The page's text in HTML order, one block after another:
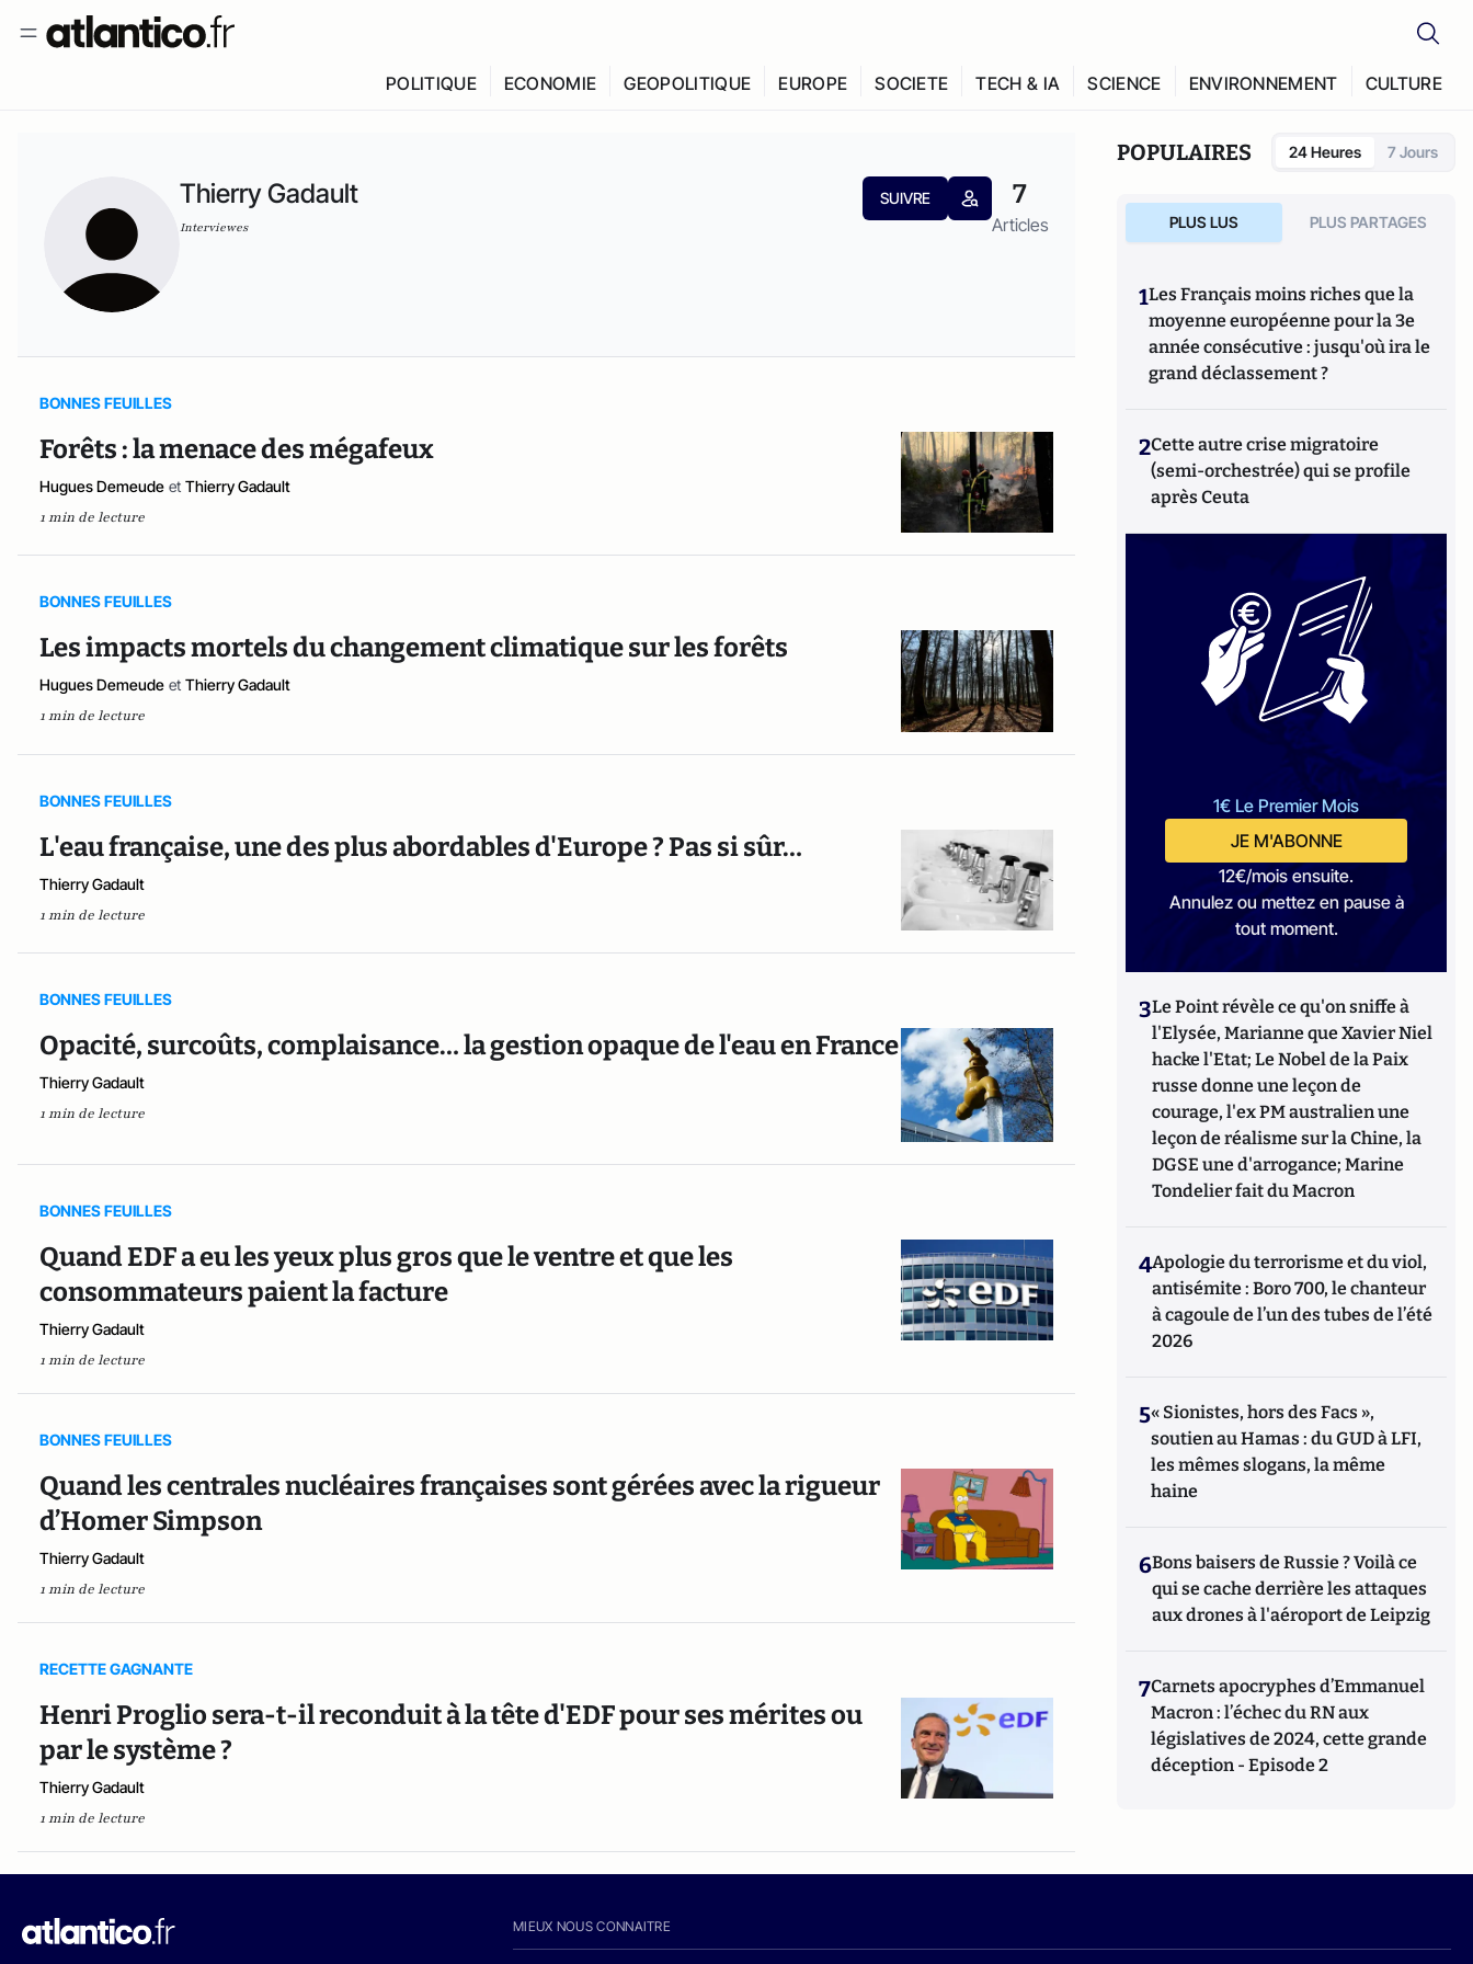
POLITIQUE ECONOMIE GEOPOLITIQUE EUROPE SOCIETE TECH & IA SCIENCE ENVIRONNEMENT CULTURE
Thierry Gadault
Interviewes
SUIVRE 7
Articles
BONNES FEUILLES
Forêts : la menace des mégafeux
Hugues Demeude et Thierry Gadault
1 min de lecture
BONNES FEUILLES
Les impacts mortels du changement climatique sur les forêts
Hugues Demeude et Thierry Gadault
1 min de lecture
BONNES FEUILLES
L'eau française, une des plus abordables d'Europe ? Pas si sûr…
Thierry Gadault
1 min de lecture
BONNES FEUILLES
Opacité, surcoûts, complaisance… la gestion opaque de l'eau en France
Thierry Gadault
1 min de lecture
BONNES FEUILLES
Quand EDF a eu les yeux plus gros que le ventre et que les
consommateurs paient la facture
Thierry Gadault
1 min de lecture
BONNES FEUILLES
Quand les centrales nucléaires françaises sont gérées avec la rigueur
d’Homer Simpson
Thierry Gadault
1 min de lecture
RECETTE GAGNANTE
Henri Proglio sera-t-il reconduit à la tête d'EDF pour ses mérites ou
par le système ?
Thierry Gadault
1 min de lecture
POPULAIRES 24 Heures 7 Jours
PLUS LUS PLUS PARTAGES
1Les Français moins riches que la
moyenne européenne pour la 3e
année consécutive : jusqu'où ira le
grand déclassement ?
2Cette autre crise migratoire
(semi-orchestrée) qui se profile
après Ceuta
1€ Le Premier Mois
JE M'ABONNE
12€/mois ensuite.
Annulez ou mettez en pause à
tout moment.
3Le Point révèle ce qu'on sniffe à
l'Elysée, Marianne que Xavier Niel
hacke l'Etat; Le Nobel de la Paix
russe donne une leçon de
courage, l'ex PM australien une
leçon de réalisme sur la Chine, la
DGSE une d'arrogance; Marine
Tondelier fait du Macron
4Apologie du terrorisme et du viol,
antisémite : Boro 700, le chanteur
à cagoule de l’un des tubes de l’été
2026
5« Sionistes, hors des Facs »,
soutien au Hamas : du GUD à LFI,
les mêmes slogans, la même
haine
6Bons baisers de Russie ? Voilà ce
qui se cache derrière les attaques
aux drones à l'aéroport de Leipzig
7Carnets apocryphes d’Emmanuel
Macron : l’échec du RN aux
législatives de 2024, cette grande
déception - Episode 2
MIEUX NOUS CONNAITRE